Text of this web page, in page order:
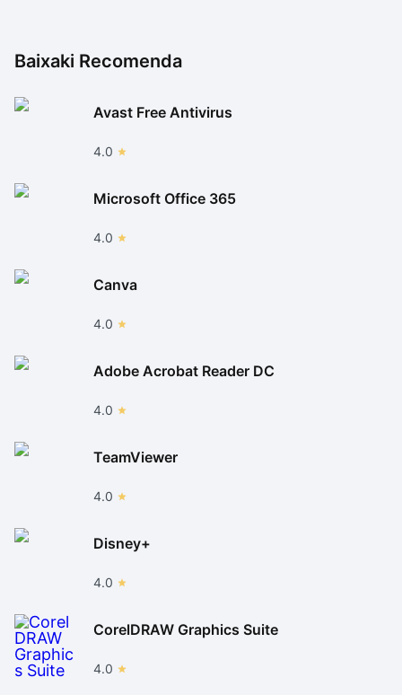
Baixaki Recomenda
Avast Free Antivirus
4.0
Microsoft Office 365
4.0
Canva
4.0
Adobe Acrobat Reader DC
4.0
TeamViewer
4.0
Disney+
4.0
CorelDRAW Graphics Suite
4.0